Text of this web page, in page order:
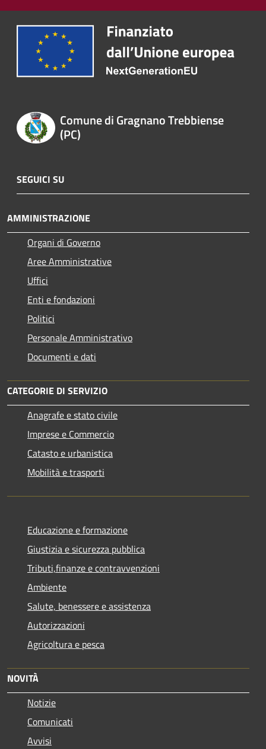
Comune di Gragnano Trebbiense
(PC)
SEGUICI SU
AMMINISTRAZIONE
Organi di Governo
Aree Amministrative
Uffici
Enti e fondazioni
Politici
Personale Amministrativo
Documenti e dati
CATEGORIE DI SERVIZIO
Anagrafe e stato civile
Imprese e Commercio
Catasto e urbanistica
Mobilità e trasporti
Educazione e formazione
Giustizia e sicurezza pubblica
Tributi,finanze e contravvenzioni
Ambiente
Salute, benessere e assistenza
Autorizzazioni
Agricoltura e pesca
NOVITÀ
Notizie
Comunicati
Avvisi